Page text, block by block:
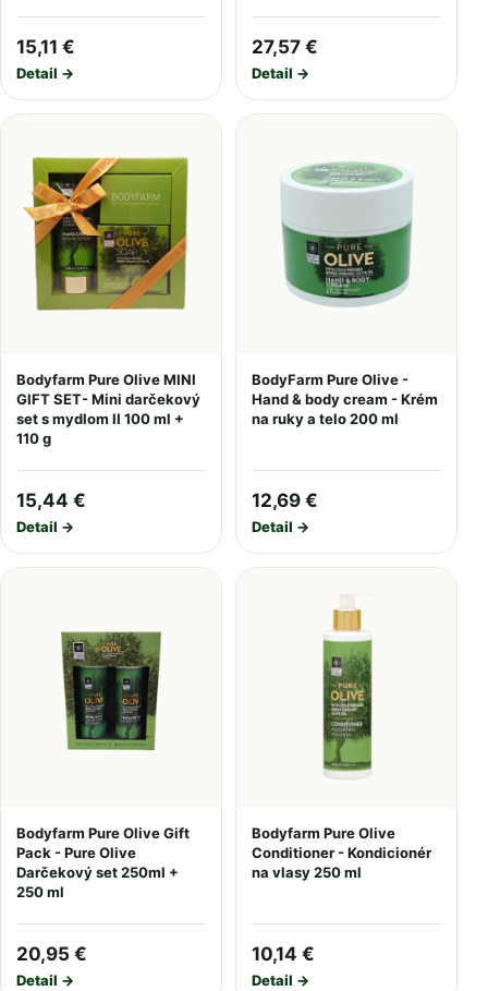
15,11 €
Detail →
27,57 €
Detail →
Bodyfarm Pure Olive MINI
GIFT SET- Mini darčekový
set s mydlom II 100 ml +
110 g
15,44 €
Detail →
BodyFarm Pure Olive -
Hand & body cream - Krém
na ruky a telo 200 ml
12,69 €
Detail →
Bodyfarm Pure Olive Gift
Pack - Pure Olive
Darčekový set 250ml +
250 ml
20,95 €
Detail →
Bodyfarm Pure Olive
Conditioner - Kondicionér
na vlasy 250 ml
10,14 €
Detail →